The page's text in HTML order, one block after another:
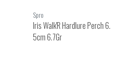
Spro
Iris Walk'R Hardlure Perch 6.
5cm 6.7Gr